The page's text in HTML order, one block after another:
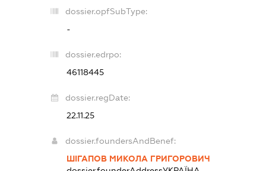
dossier.opfSubType:
-
dossier.edrpo:
46118445
dossier.regDate:
22.11.25
dossier.foundersAndBenef:
ШІГАПОВ МИКОЛА ГРИГОРОВИЧ